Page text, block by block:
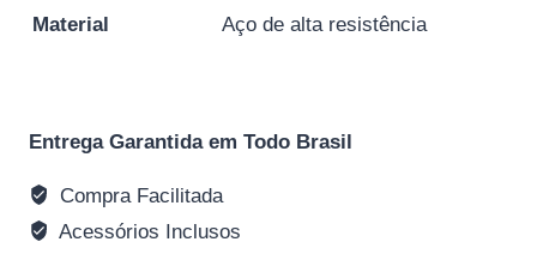
Material
Aço de alta resistência
Entrega Garantida em Todo Brasil
Compra Facilitada
Acessórios Inclusos